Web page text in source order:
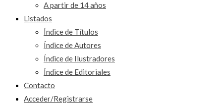
A partir de 14 años
Listados
Índice de Títulos
Índice de Autores
Índice de Ilustradores
Índice de Editoriales
Contacto
Acceder/Registrarse